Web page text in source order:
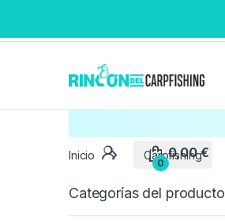
Inicio Carpfishing
Categorías del producto